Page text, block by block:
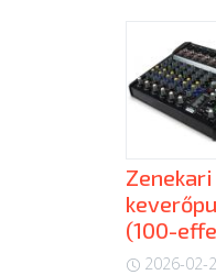
Zenekari
(100-
2026-02-